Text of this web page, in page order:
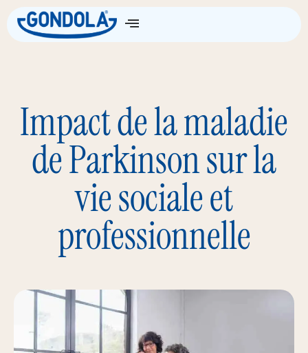
Impact de la maladie
de Parkinson sur la
vie sociale et
professionnelle